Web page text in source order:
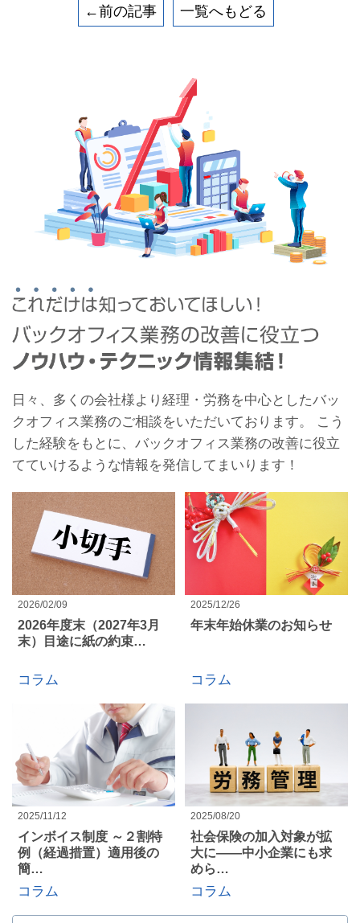
←前の記事 一覧へもどる
日々、多くの会社様より経理・労務を中心としたバッ
クオフィス業務のご相談をいただいております。 こう
した経験をもとに、バックオフィス業務の改善に役立
てていけるような情報を発信してまいります！
2026/02/09
2026年度末（2027年3月
末）目途に紙の約束…
コラム
2025/12/26
年末年始休業のお知らせ
コラム
2025/11/12
インボイス制度 ～２割特
例（経過措置）適用後の
簡…
コラム
2025/08/20
社会保険の加入対象が拡
大に――中小企業にも求
めら…
コラム